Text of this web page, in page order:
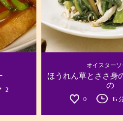
2
オイスターソ
ほうれん草とささ身
の
0 15